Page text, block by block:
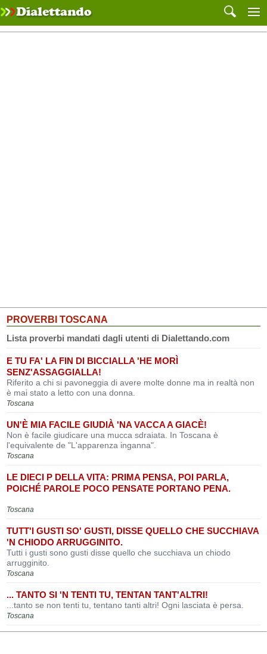
PROVERBI TOSCANA
Lista proverbi mandati dagli utenti di Dialettando.com
E TU FA' LA FIN DI BICCIALLA 'HE MORÌ
SENZ'ASSAGGIALLA!
Riferito a chi si pavoneggia di avere molte donne ma in realtà non
è mai stato a letto con una donna.
Toscana
UN'È MIA FACILE GIUDIÀ 'NA VACCA A GIACÈ!
Non è facile giudicare una mucca sdraiata. In Toscana è
l'equivalente de "L'apparenza inganna".
Toscana
LE DIECI P DELLA VITA: PRIMA PENSA, POI PARLA,
POICHÉ PAROLE POCO PENSATE PORTANO PENA.
Toscana
TUTT'I GUSTI SO' GUSTI, DISSE QUELLO CHE SUCCHIAVA
'N CHIODO ARRUGGINITO.
Tutti i gusti sono gusti disse quello che succhiava un chiodo
arrugginito.
Toscana
... TANTO SI 'N TENTI TU, TENTAN TANT'ALTRI!
...tanto se non tenti tu, tentano tanti altri! Ogni lasciata è persa.
Toscana